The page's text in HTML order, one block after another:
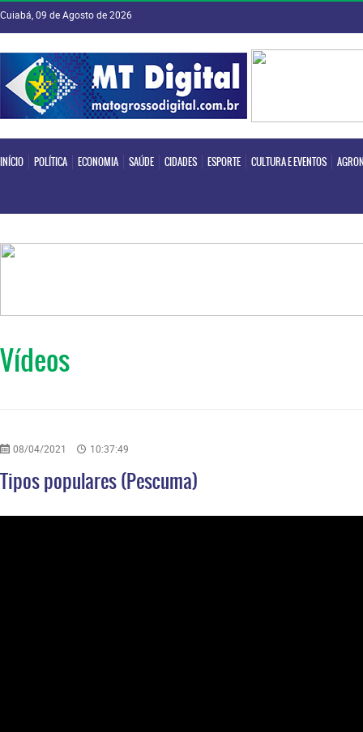
Cuiabá, 09 de Agosto de 2026
INÍCIO POLÍTICA ECONOMIA SAÚDE CIDADES ESPORTE CULTURA E EVENTOS
INÍCIO POLÍTICA ECONOMIA SAÚDE
Vídeos
08/04/2021 10:37:49
Tipos populares (Pescuma)